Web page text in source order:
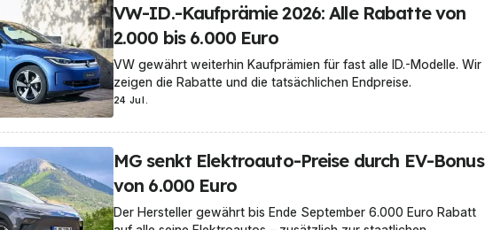
VW-ID.-Kaufprämie 2026: Alle Rabatte von
2.000 bis 6.000 Euro
VW gewährt weiterhin Kaufprämien für fast alle ID.-Modelle. Wir
zeigen die Rabatte und die tatsächlichen Endpreise.
24 Jul.
MG senkt Elektroauto-Preise durch EV-Bonus
von 6.000 Euro
Der Hersteller gewährt bis Ende September 6.000 Euro Rabatt